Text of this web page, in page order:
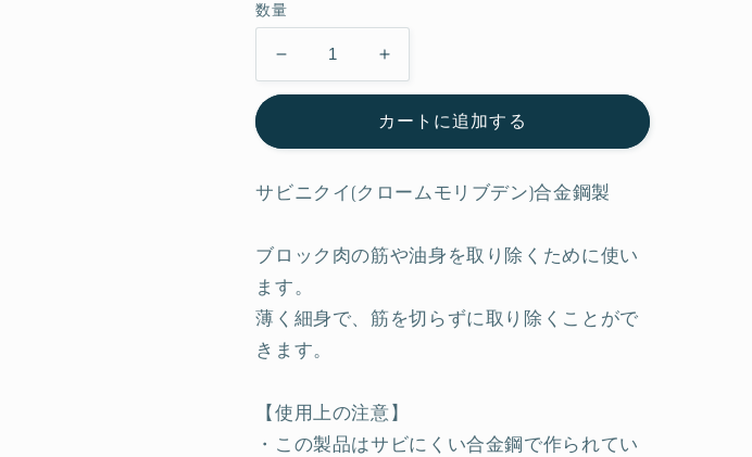
数量
引
バ
付
CM
品)
の
数
量
減
ら
筋
引
(ツ
バ
CM
品)
数
増
や
カートに追加する
サビニクイ(クロームモリブデン)合金鋼製
ブロック肉の筋や油身を取り除くために使い
ます。
薄く細身で、筋を切らずに取り除くことがで
きます。
【使用上の注意】
・この製品はサビにくい合金鋼で作られてい